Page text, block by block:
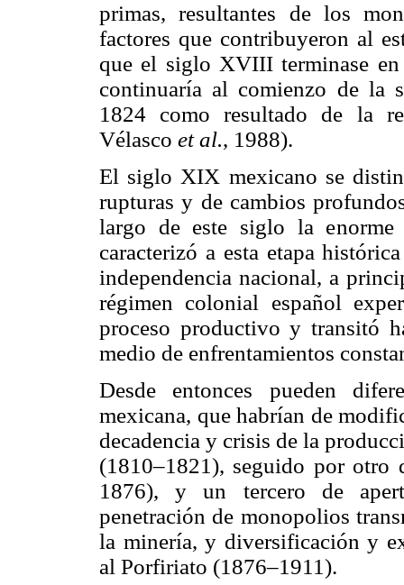
primas, resultantes de los
factores que contribuyeron al
que el siglo XVIII terminase en
continuaría al comienzo de la
1824 como resultado de la
Vélasco et al., 1988).
El siglo XIX mexicano se
rupturas y de cambios
largo de este siglo la
caracterizó a esta etapa
independencia nacional, a
régimen colonial español
proceso productivo y transitó
medio de enfrentamientos
Desde entonces pueden
mexicana, que habrían de
decadencia y crisis de la
(1810–1821), seguido por otro
1876), y un tercero de
penetración de monopolios
la minería, y diversificación y
al Porfiriato (1876–1911).